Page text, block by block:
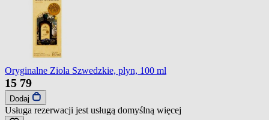
Oryginalne Ziola Szwedzkie, plyn, 100 ml
15 79
Dodaj
Usługa rezerwacji jest usługą domyślną więcej